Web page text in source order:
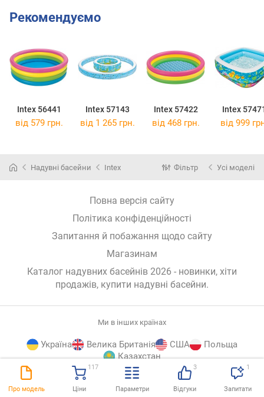
Про модель Ціни
117
Параметри Відгуки
3
Запитати
1
Рекомендуємо
Intex 56441 Intex 57143 Intex 57422 Intex
від 579 грн. від 1 265 грн. від 468 грн. від 999
Надувні басейни Intex Фільтр Усі моделі
Повна версія сайту
Політика конфіденційності
Запитання й побажання щодо сайту
Магазинам
Каталог надувних басейнів 2026 - новинки, хіти
продажів, купити надувні басейни.
Ми в інших країнах
Україна Велика Британія США
Польща
Казахстан
© E-Katalog, 2026 ВГОРУ